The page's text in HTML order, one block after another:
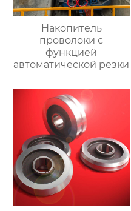
Накопитель
проволоки с
функцией
автоматической резки